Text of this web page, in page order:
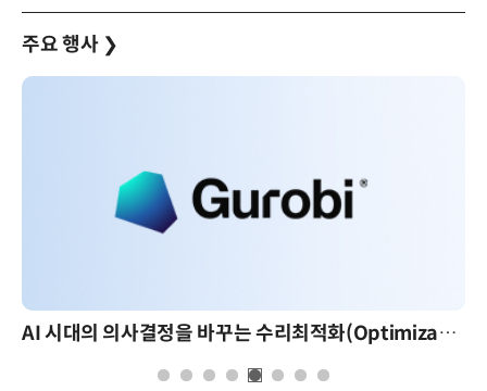
주요 행사 ❯
AI 시대의 의사결정을 바꾸는 수리최적화(Optimization): 실제 산업 적용 사례와 활용 전략